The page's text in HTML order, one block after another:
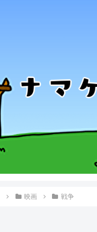
映画 戦争